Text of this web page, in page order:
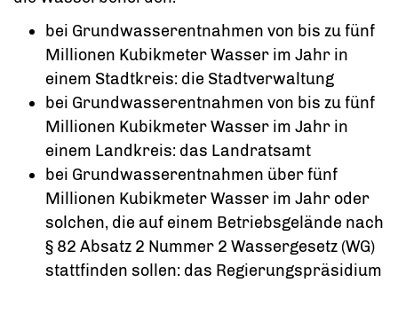
bei Grundwasserentnahmen von bis zu fünf
Millionen Kubikmeter Wasser im Jahr in
einem Stadtkreis: die Stadtverwaltung
bei Grundwasserentnahmen von bis zu fünf
Millionen Kubikmeter Wasser im Jahr in
einem Landkreis: das Landratsamt
bei Grundwasserentnahmen über fünf
Millionen Kubikmeter Wasser im Jahr oder
solchen, die auf einem Betriebsgelände nach
§ 82 Absatz 2 Nummer 2 Wassergesetz (WG)
stattfinden sollen: das Regierungspräsidium